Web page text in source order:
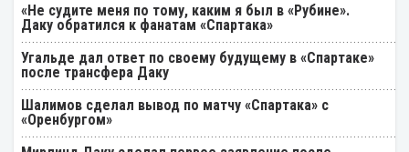
«Не судите меня по тому, каким я был в «Рубине».
Даку обратился к фанатам «Спартака»
Угальде дал ответ по своему будущему в «Спартаке»
после трансфера Даку
Шалимов сделал вывод по матчу «Спартака» с
«Оренбургом»